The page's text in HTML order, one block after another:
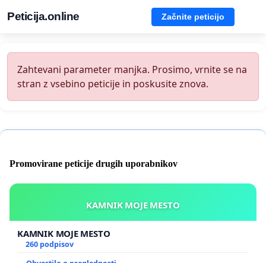
Peticija.online Začnite peticijo
Zahtevani parameter manjka. Prosimo, vrnite se na
stran z vsebino peticije in poskusite znova.
Promovirane peticije drugih uporabnikov
KAMNIK MOJE MESTO
KAMNIK MOJE MESTO
260 podpisov